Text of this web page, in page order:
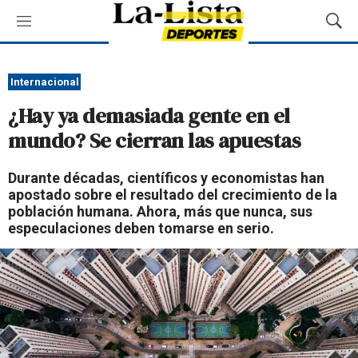
M
e
ú
M
o
q
d
a
Internacional
¿Hay ya demasiada gente en el
mundo? Se cierran las apuestas
Durante décadas, científicos y economistas han
apostado sobre el resultado del crecimiento de la
población humana. Ahora, más que nunca, sus
especulaciones deben tomarse en serio.